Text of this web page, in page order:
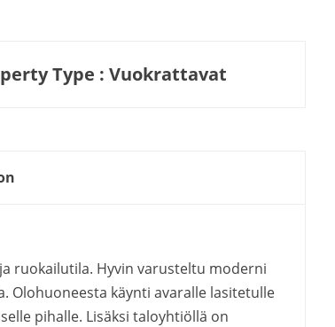
Type : Vuokrattavat
ruokailutila. Hyvin varusteltu moderni
Olohuoneesta käynti avaralle lasitetulle
pihalle. Lisäksi taloyhtiöllä on